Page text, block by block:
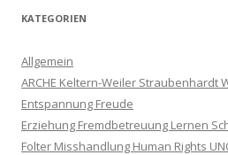
KATEGORIEN
Allgemein
ARCHE Keltern-Weiler Straubenhardt
Entspannung Freude
Erziehung Fremdbetreuung Lernen
Folter Misshandlung Human Rights